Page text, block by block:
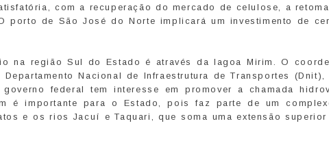
com a recuperação do mercado de celulose, a
porto de São José do Norte implicará um investimento de
na região Sul do Estado é através da lagoa Mirim. O
Nacional de Infraestrutura de Transportes (Dnit),
federal tem interesse em promover a chamada
é importante para o Estado, pois faz parte de um
e os rios Jacuí e Taquari, que soma uma extensão superior